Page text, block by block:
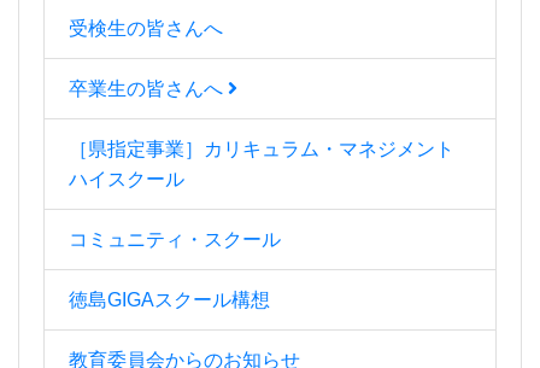
受検生の皆さんへ
卒業生の皆さんへ
［県指定事業］カリキュラム・マネジメント
ハイスクール
コミュニティ・スクール
徳島GIGAスクール構想
教育委員会からのお知らせ